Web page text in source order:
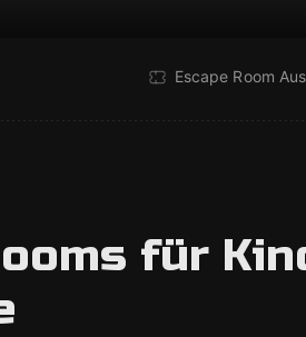
Escape Room
für